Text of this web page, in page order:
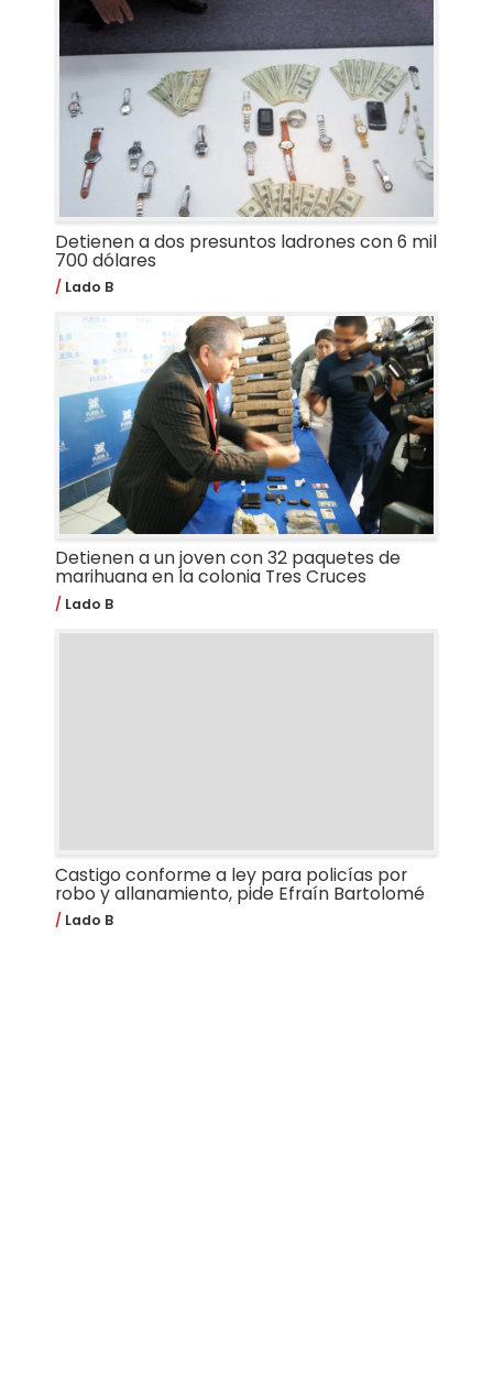
Detienen a dos presuntos ladrones con 6 mil
700 dólares
Lado B
Detienen a un joven con 32 paquetes de
marihuana en la colonia Tres Cruces
Lado B
Castigo conforme a ley para policías por
robo y allanamiento, pide Efraín Bartolomé
Lado B